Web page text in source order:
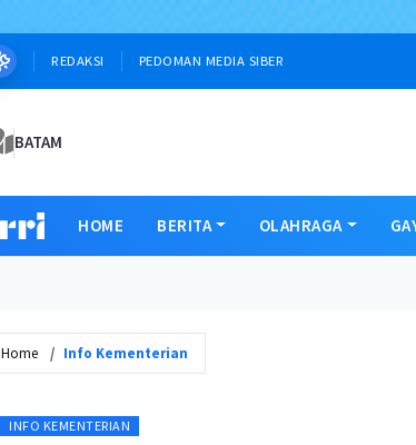
REDAKSI PEDOMAN MEDIA SIBER
BATAM
HOME BERITA OLAHRAGA
Home Info Kementerian
INFO KEMENTERIAN